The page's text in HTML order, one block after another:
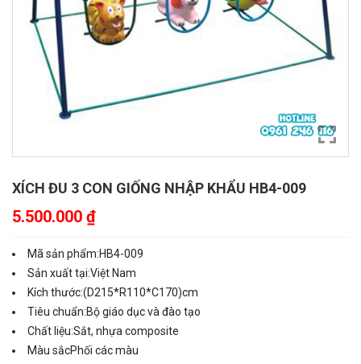
XÍCH ĐU 3 CON GIỐNG NHẬP KHẨU HB4-009
5.500.000 ₫
Mã sản phẩm:HB4-009
Sản xuất tại:Việt Nam
Kích thước:(D215*R110*C170)cm
Tiêu chuẩn:Bộ giáo dục và đào tạo
Chất liệu:Sắt, nhựa composite
Màu sắcPhối các màu